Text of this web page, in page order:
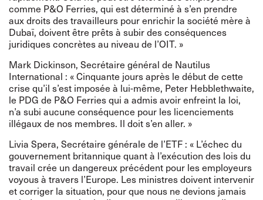
comme P&O Ferries, qui est déterminé à s’en prendre
aux droits des travailleurs pour enrichir la société mère à
Dubaï, doivent être prêts à subir des conséquences
juridiques concrètes au niveau de l’OIT. »
Mark Dickinson, Secrétaire général de Nautilus
International : « Cinquante jours après le début de cette
crise qu’il s’est imposée à lui-même, Peter Hebblethwaite,
le PDG de P&O Ferries qui a admis avoir enfreint la loi,
n’a subi aucune conséquence pour les licenciements
illégaux de nos membres. Il doit s’en aller. »
Livia Spera, Secrétaire générale de l’ETF : « L’échec du
gouvernement britannique quant à l’exécution des lois du
travail crée un dangereux précédent pour les employeurs
voyous à travers l’Europe. Les ministres doivent intervenir
et corriger la situation, pour que nous ne devions jamais